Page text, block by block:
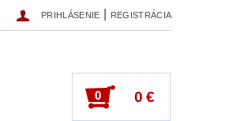
PRIHLÁSENIE REGISTRÁCIA
0 0 €